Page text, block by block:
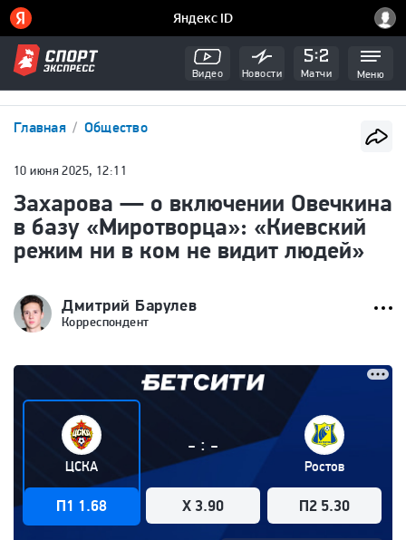
Видео Новости Матчи Меню
Главная Общество
10 июня 2025, 12:11
Захарова — о включении Овечкина
в базу «Миротворца»: «Киевский
режим ни в ком не видит людей»
Дмитрий Барулев
Корреспондент
ЦСКА
П1 1.68
- : -
X 3.90
Ростов
П2 5.30